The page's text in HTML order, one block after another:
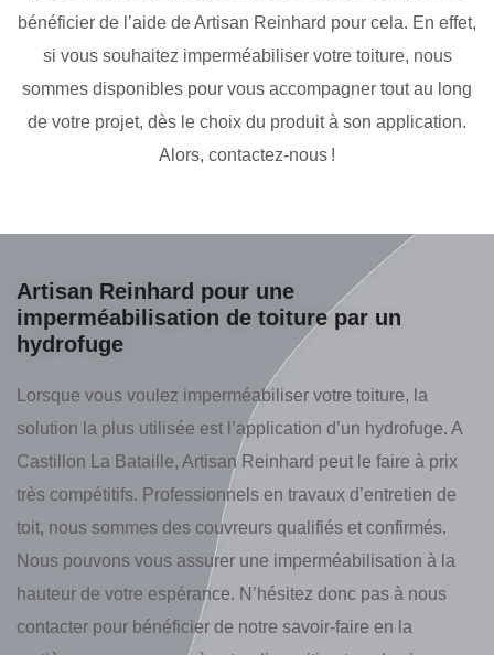
bénéficier de l’aide de Artisan Reinhard pour cela. En effet,
si vous souhaitez imperméabiliser votre toiture, nous
sommes disponibles pour vous accompagner tout au long
de votre projet, dès le choix du produit à son application.
Alors, contactez-nous !
Artisan Reinhard pour une
imperméabilisation de toiture par un
hydrofuge
Lorsque vous voulez imperméabiliser votre toiture, la
solution la plus utilisée est l’application d’un hydrofuge. A
Castillon La Bataille, Artisan Reinhard peut le faire à prix
très compétitifs. Professionnels en travaux d’entretien de
toit, nous sommes des couvreurs qualifiés et confirmés.
Nous pouvons vous assurer une imperméabilisation à la
hauteur de votre espérance. N’hésitez donc pas à nous
contacter pour bénéficier de notre savoir-faire en la